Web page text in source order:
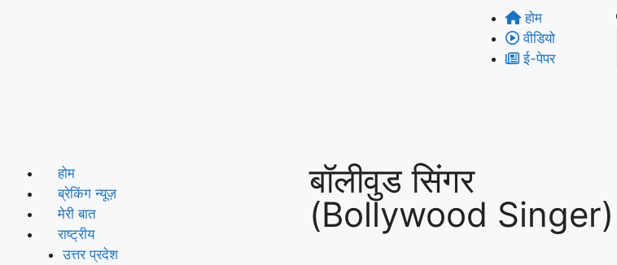
होम
वीडियो
ई-पेपर
होम
ब्रेकिंग न्यूज़
मेरी बात
राष्ट्रीय
उत्तर प्रदेश
बॉलीवुड सिंगर
(Bollywood Singer)